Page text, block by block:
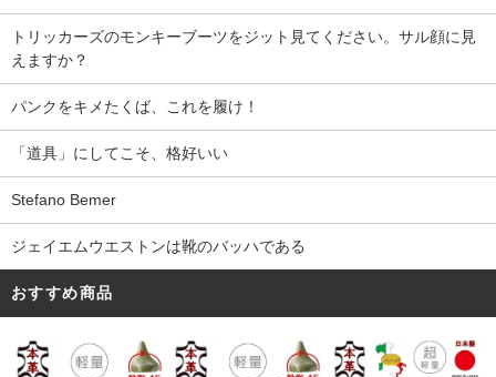
トリッカーズのモンキーブーツをジット見てください。サル顔に見
えますか？
パンクをキメたくば、これを履け！
「道具」にしてこそ、格好いい
Stefano Bemer
ジェイエムウエストンは靴のバッハである
おすすめ商品